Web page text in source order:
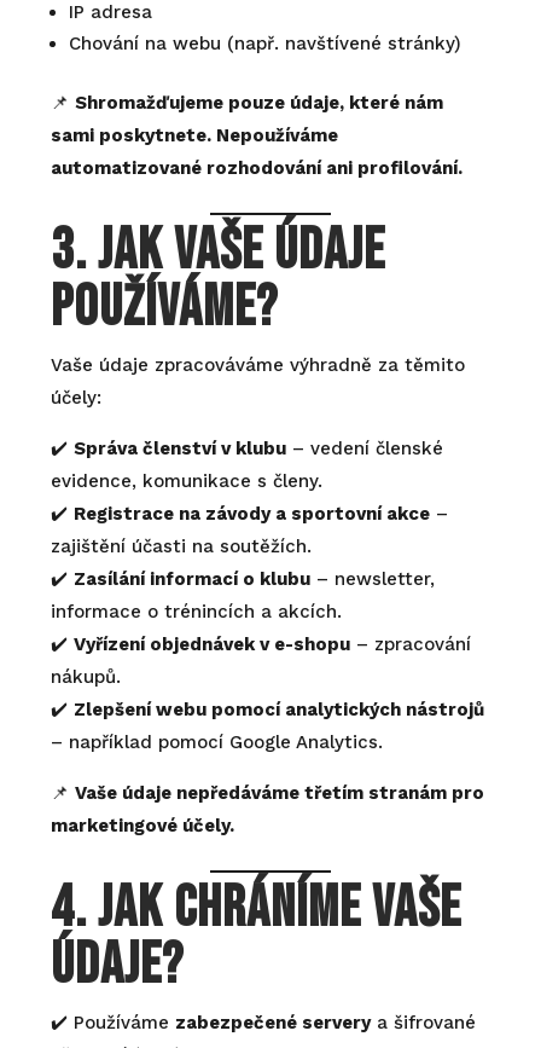
IP adresa
Chování na webu (např. navštívené stránky)
📌Shromažďujeme pouze údaje, které nám
sami poskytnete. Nepoužíváme
automatizované rozhodování ani profilování.
3. Jak vaše údaje
používáme?
Vaše údaje zpracováváme výhradně za těmito
účely:
✔️Správa členství v klubu – vedení členské
evidence, komunikace s členy.
✔️ Registrace na závody a sportovní akce –
zajištění účasti na soutěžích.
✔️ Zasílání informací o klubu – newsletter,
informace o trénincích a akcích.
✔️Vyřízení objednávek v e-shopu – zpracování
nákupů.
✔️ Zlepšení webu pomocí analytických nástrojů
– například pomocí Google Analytics.
📌Vaše údaje nepředáváme třetím stranám pro
marketingové účely.
4. Jak chráníme vaše
údaje?
✔️ Používáme zabezpečené serverya šifrované